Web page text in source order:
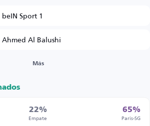
beIN Sport 1
Ahmed Al Balushi
Más
22%
Empate
65%
Paris-SG